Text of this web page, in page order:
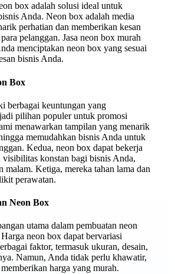
box adalah solusi ideal untuk
Anda. Neon box adalah media
perhatian dan memberikan kesan
pelanggan. Jasa neon box murah
menciptakan neon box yang sesuai
bisnis Anda.
Box
berbagai keuntungan yang
pilihan populer untuk promosi
menawarkan tampilan yang menarik
memudahkan bisnis Anda untuk
Kedua, neon box dapat bekerja
visibilitas konstan bagi bisnis Anda,
malam. Ketiga, mereka tahan lama dan
perawatan.
Neon Box
utama dalam pembuatan neon
neon box dapat bervariasi
faktor, termasuk ukuran, desain,
Namun, Anda tidak perlu khawatir,
harga yang murah.